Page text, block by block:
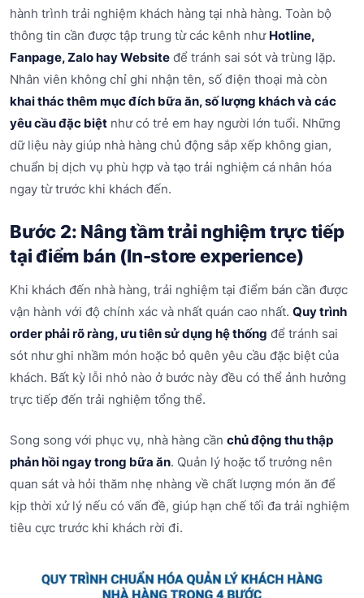
hành trình trải nghiệm khách hàng tại nhà hàng. Toàn bộ
thông tin cần được tập trung từ các kênh như Hotline,
Fanpage, Zalo hay Website để tránh sai sót và trùng lặp.
Nhân viên không chỉ ghi nhận tên, số điện thoại mà còn
khai thác thêm mục đích bữa ăn, số lượng khách và các
yêu cầu đặc biệt như có trẻ em hay người lớn tuổi. Những
dữ liệu này giúp nhà hàng chủ động sắp xếp không gian,
chuẩn bị dịch vụ phù hợp và tạo trải nghiệm cá nhân hóa
ngay từ trước khi khách đến.
Bước 2: Nâng tầm trải nghiệm trực tiếp
tại điểm bán (In-store experience)
Khi khách đến nhà hàng, trải nghiệm tại điểm bán cần được
vận hành với độ chính xác và nhất quán cao nhất. Quy trình
order phải rõ ràng, ưu tiên sử dụng hệ thống để tránh sai
sót như ghi nhầm món hoặc bỏ quên yêu cầu đặc biệt của
khách. Bất kỳ lỗi nhỏ nào ở bước này đều có thể ảnh hưởng
trực tiếp đến trải nghiệm tổng thể.
Song song với phục vụ, nhà hàng cần chủ động thu thập
phản hồi ngay trong bữa ăn. Quản lý hoặc tổ trưởng nên
quan sát và hỏi thăm nhẹ nhàng về chất lượng món ăn để
kịp thời xử lý nếu có vấn đề, giúp hạn chế tối đa trải nghiệm
tiêu cực trước khi khách rời đi.